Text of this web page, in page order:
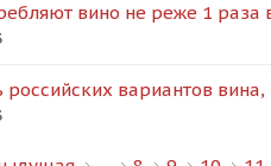
вино не реже 1
вариантов